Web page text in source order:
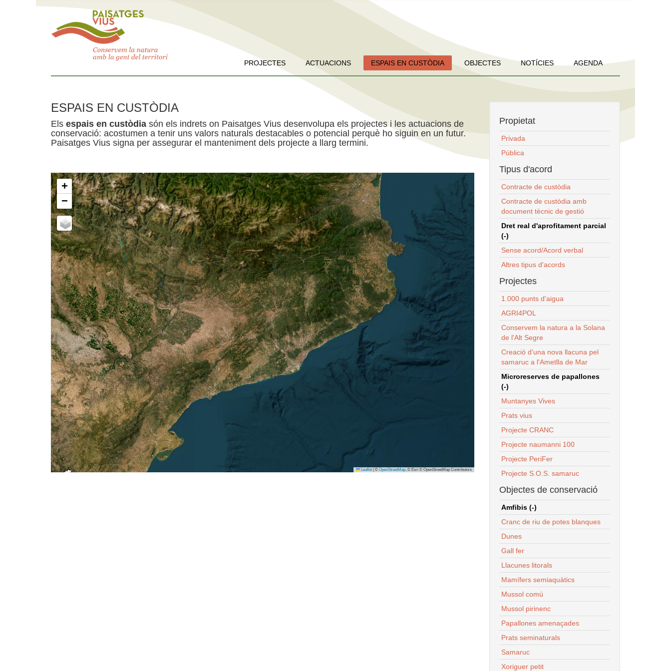
PROJECTES ACTUACIONS ESPAIS EN CUSTÒDIA OBJECTES NOTÍCIES AGENDA
ESPAIS EN CUSTÒDIA
Els espais en custòdia són els indrets on Paisatges Vius desenvolupa els projectes i les actuacions de
conservació: acostumen a tenir uns valors naturals destacables o potencial perquè ho siguin en un futur.
Paisatges Vius signa per assegurar el manteniment dels projecte a llarg termini.
+
−
Leaflet © OpenStreetMap, © Esri © OpenStreetMap Contributors
Propietat
Privada
Pública
Tipus d'acord
Contracte de custòdia
Contracte de custòdia amb
document tècnic de gestió
Dret real d'aprofitament parcial
(-)
Sense acord/Acord verbal
Altres tipus d'acords
Projectes
1.000 punts d'aigua
AGRI4POL
Conservem la natura a la Solana
de l'Alt Segre
Creació d'una nova llacuna pel
samaruc a l'Ametlla de Mar
Microreserves de papallones
(-)
Muntanyes Vives
Prats vius
Projecte CRANC
Projecte naumanni 100
Projecte PeriFer
Projecte S.O.S. samaruc
Objectes de conservació
Amfibis (-)
Cranc de riu de potes blanques
Dunes
Gall fer
Llacunes litorals
Mamífers semiaquàtics
Mussol comú
Mussol pirinenc
Papallones amenaçades
Prats seminaturals
Samaruc
Xoriguer petit